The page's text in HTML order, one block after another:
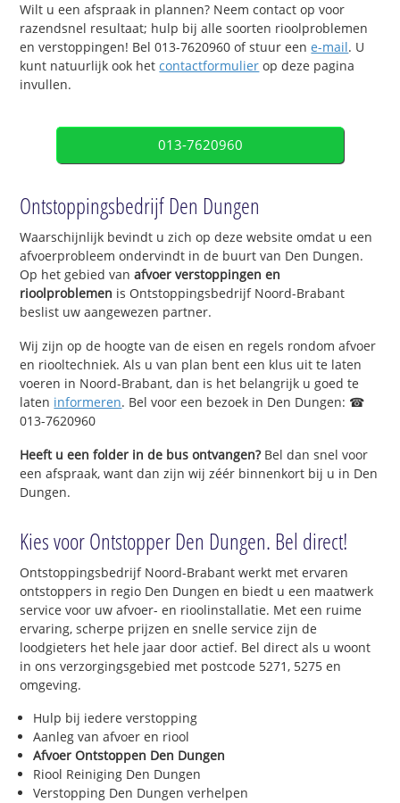
Wilt u een afspraak in plannen? Neem contact op voor
razendsnel resultaat; hulp bij alle soorten rioolproblemen
en verstoppingen! Bel 013-7620960 of stuur eene-mail. U
kunt natuurlijk ook hetcontactformulier op deze pagina
invullen.
013-7620960
Ontstoppingsbedrijf Den Dungen
Waarschijnlijk bevindt u zich op deze website omdat u een
afvoerprobleem ondervindt in de buurt van Den Dungen.
Op het gebied vanafvoer verstoppingen en
rioolproblemen is Ontstoppingsbedrijf Noord-Brabant
beslist uw aangewezen partner.
Wij zijn op de hoogte van de eisen en regels rondom afvoer
en riooltechniek. Als u van plan bent een klus uit te laten
voeren in Noord-Brabant, dan is het belangrijk u goed te
laten informeren. Bel voor een bezoek in Den Dungen: ☎
013-7620960
Heeft u een folder in de bus ontvangen?Bel dan snel voor
een afspraak, want dan zijn wij zéér binnenkort bij u in Den
Dungen.
Kies voor Ontstopper Den Dungen. Bel direct!
Ontstoppingsbedrijf Noord-Brabant werkt met ervaren
ontstoppers in regio Den Dungen en biedt u een maatwerk
service voor uw afvoer- en rioolinstallatie. Met een ruime
ervaring, scherpe prijzen en snelle service zijn de
loodgieters het hele jaar door actief. Bel direct als u woont
in ons verzorgingsgebied met postcode 5271, 5275 en
omgeving.
Hulp bij iedere verstopping
Aanleg van afvoer en riool
Afvoer Ontstoppen Den Dungen
Riool Reiniging Den Dungen
Verstopping Den Dungen verhelpen